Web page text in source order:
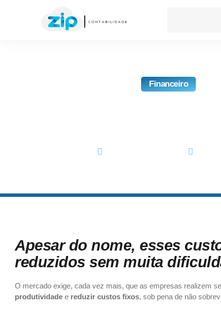
Financeiro
Apesar do nome, esses
reduzidos sem muita
O mercado exige, cada vez mais, que as empresas realizem
produtividade e reduzir custos fixos, sob pena de não